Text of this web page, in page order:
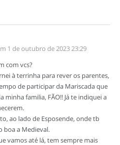
1 de outubro de 2023 23:29
com vcs?
à terrinha para rever os parentes,
de participar da Mariscada que
minha familia, FÃO!! Já te indiquei a
ao lado de Esposende, onde tb
boa a Medieval.
vamos até lá, tem sempre mais